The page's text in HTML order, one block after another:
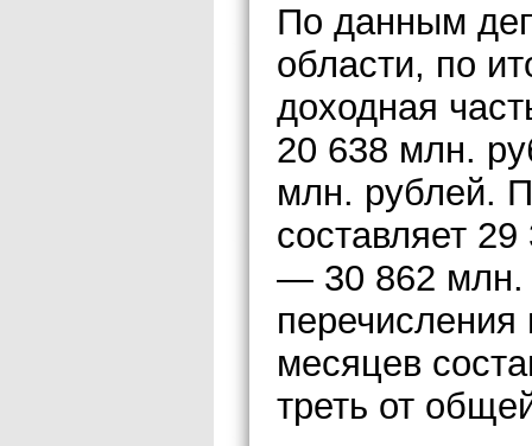
По данным
области, по
доходная
20 638 млн.
млн. рублей.
составляет
— 30 862 млн.
месяцев
треть от